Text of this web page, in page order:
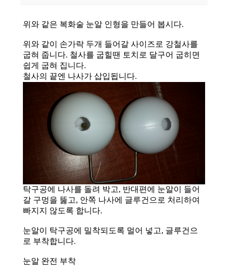
위와 같은 복화술 눈알 인형을 만들어 봅시다.
위와 같이 손가락 두개 들어갈 사이즈로 강철사를
굽혀 줍니다. 철사를 굽힐땐 토치로 달구어 굽히면
쉽게 굽혀 집니다.
철사의 끝엔 나사가 삽입됩니다.
탁구공에 나사를 돌려 박고, 반대편에 눈알이 들어
갈 구멍을 뚫고, 안쪽 나사에 글루건으로 처리하여
빠지지 않도록 합니다.
눈알이 탁구공에 밀착되도록 멀어 넣고, 글루건으
로 부착합니다.
눈알 완전 부착